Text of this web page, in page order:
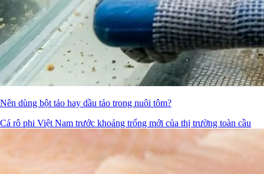
Nên dùng bột tảo hay dầu tảo trong nuôi tôm?
Cá rô phi Việt Nam trước khoảng trống mới của thị trường toàn cầu